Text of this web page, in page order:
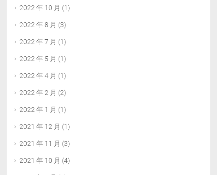
2022 年 10 月 (1)
2022 年 8 月 (3)
2022 年 7 月 (1)
2022 年 5 月 (1)
2022 年 4 月 (1)
2022 年 2 月 (2)
2022 年 1 月 (1)
2021 年 12 月 (1)
2021 年 11 月 (3)
2021 年 10 月 (4)